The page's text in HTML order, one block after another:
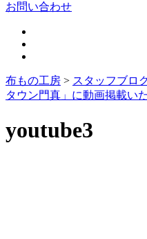
お問い合わせ
布もの工房 > スタッフブロ
タウン門真」に動画掲載い
youtube3